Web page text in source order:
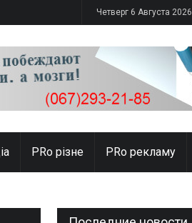
Четверг 6 Августа 2026
PRо різне PRo рекламу